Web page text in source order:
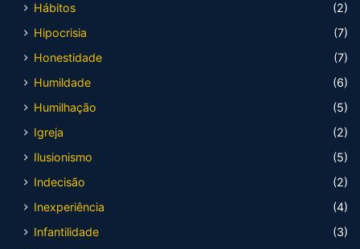
Hábitos
(2)
Hipocrisia
(7)
Honestidade
(7)
Humildade
(6)
Humilhação
(5)
Igreja
(2)
Ilusionismo
(5)
Indecisão
(2)
Inexperiência
(4)
Infantilidade
(3)